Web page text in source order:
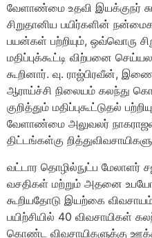
வேளாண்மை உதவி இயக்குநர்
சிறுதானிய பயிர்களின்
பயன்கள் பற்றியும், ஒவ்வொரு
மதிப்புக்கூட்டி விற்பனை
கூறினார். வு. ராஜ்பிரவீன்,
ஆராய்ச்சி நிலையம் கலந்து
குறித்தும் மதிப்புகூட்டுதல்
வேளாண்மை அலுவலர்
திட்டங்கள்கு
வட்டார தொழில்நுட்ப மேலாளர்
வசதிகள் மற்றும் அதனை
கூறியதோடு இயற்கை விவசாயம்
பயிற்சியில் 40 விவசாயிகள்
கொண்ட விவசாயிகளுக்கு